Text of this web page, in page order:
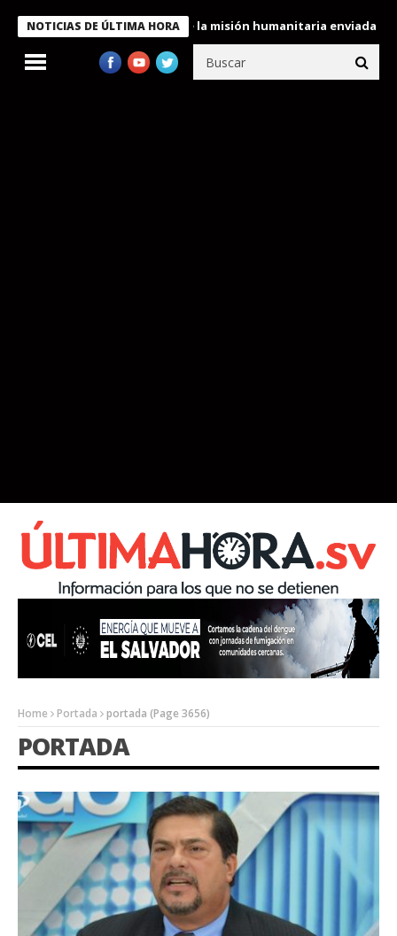
NOTICIAS DE ÚLTIMA HORA
a miembros de la misión humanitaria enviada a Venezuela
Home Portada portada (Page 3656)
PORTADA